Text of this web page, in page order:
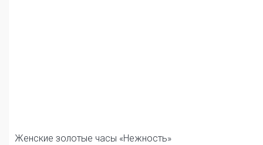
Женские золотые часы «Нежность»